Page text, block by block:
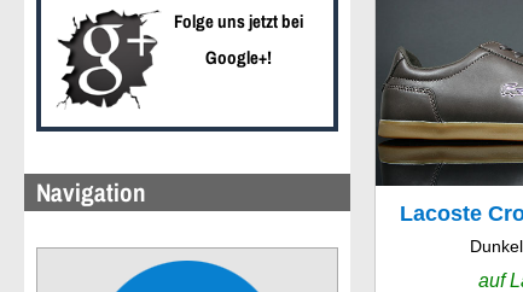
Folge uns jetzt bei
Google+!
Navigation
Lacoste
auf